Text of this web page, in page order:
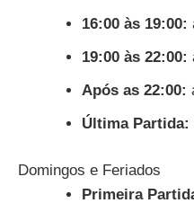
16:00 às 19:00:
19:00 às 22:00:
Após as 22:00:
Última Partida:
Domingos e Feriados
Primeira